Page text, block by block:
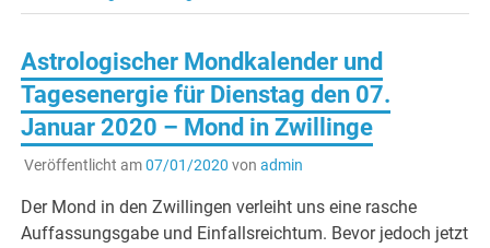
Astrologischer Mondkalender und
Tagesenergie für Dienstag den 07.
Januar 2020 – Mond in Zwillinge
Veröffentlicht am07/01/2020 von admin
Der Mond in den Zwillingen verleiht uns eine rasche
Auffassungsgabe und Einfallsreichtum. Bevor jedoch jetzt